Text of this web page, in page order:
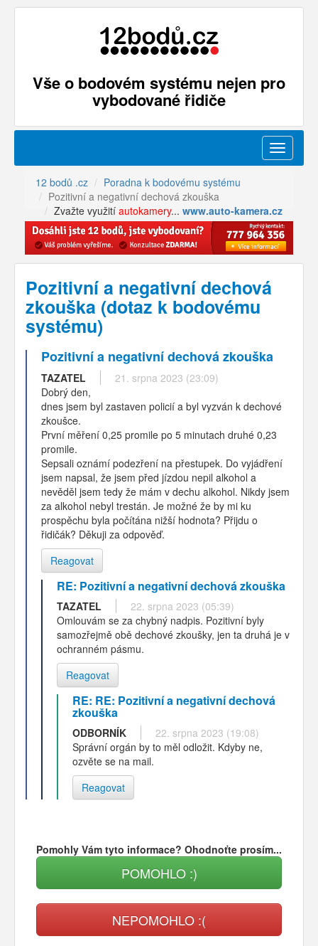
Vše o bodovém systému nejen pro
vybodované řidiče
Menu
12 bodů .cz
Poradna k bodovému systému
Pozitivní a negativní dechová zkouška
Zvažte využití autokamery... www.auto-kamera.cz
Pozitivní a negativní dechová
zkouška (dotaz k bodovému
systému)
Pozitivní a negativní dechová zkouška
TAZATEL
21. srpna 2023 (23:09)
Dobrý den,
dnes jsem byl zastaven policií a byl vyzván k dechové
zkoušce.
První měření 0,25 promile po 5 minutach druhé 0,23
promile.
Sepsali oznámí podezření na přestupek. Do vyjádření
jsem napsal, že jsem před jízdou nepil alkohol a
nevěděl jsem tedy že mám v dechu alkohol. Nikdy jsem
za alkohol nebyl trestán. Je možné že by mi ku
prospěchu byla počítána nižší hodnota? Přijdu o
řidičák? Děkuji za odpověď.
Reagovat
RE: Pozitivní a negativní dechová zkouška
TAZATEL
22. srpna 2023 (05:39)
Omlouvám se za chybný nadpis. Pozitivní byly
samozřejmě obě dechové zkoušky, jen ta druhá je v
ochranném pásmu.
Reagovat
RE: RE: Pozitivní a negativní dechová
zkouška
ODBORNÍK
22. srpna 2023 (19:08)
Správní orgán by to měl odložit. Kdyby ne,
ozvěte se na mail.
Reagovat
Pomohly Vám tyto informace? Ohodnoťte prosím...
POMOHLO :)
NEPOMOHLO :(